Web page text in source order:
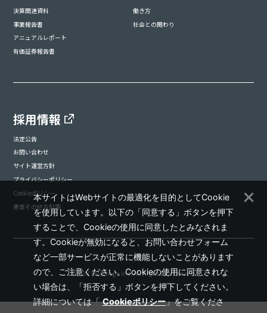
決算関連資料
事業報告書
アニュアルレポート
有価証券報告書
働き方
社会との関わり
採用情報
法定公告
お問い合わせ
サイト運営方針
プライバシーポリシー
Cookieポリシー
憲章その他方針等
©ADK Holdings Inc. All Rights Reserved.
本サイトはWebサイトの最適化を目的としてCookie
を使用しています。以下の「同意する」ボタンを押下
することで、Cookieの使用に同意したとみなされま
す。Cookieが無効になると、お問い合わせフォーム
など一部サービスが正常に機能しないことがあります
ので、ご注意ください。Cookieの使用に同意されな
い場合は、「拒否する」ボタンを押下してください。
詳細については「Cookieポリシー」をご覧くださ